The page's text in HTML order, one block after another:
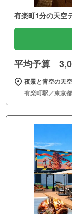
有楽町1分の天空
平均予算
夜景と青空の天
有楽町駅／東京都